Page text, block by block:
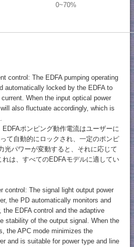
0~70%
control: The EDFA pumping operating
automatically locked by the EDFA to
When the input optical power
also fluctuate accordingly, which is
ポンピング動作電流はユーザーに
て自動的にロックされ、一定のポンピ
光パワーが変動すると、それに応じて
は、すべてのEDFAモデルに適してい
control: The signal light output power
the PD automatically monitors and
EDFA control and the adaptive
stability of the output signal. When the
the APC mode minimizes the
and is suitable for power type and line